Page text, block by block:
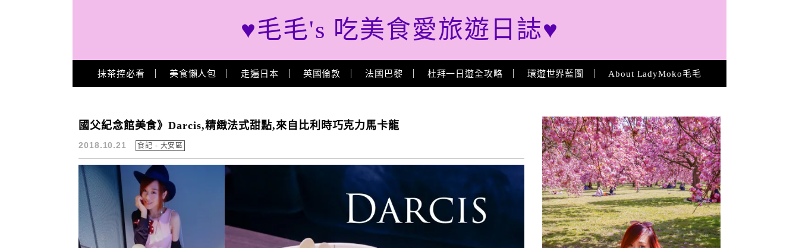
♥毛毛's 吃美食愛旅遊日誌♥
Main Menu
抹茶控必看 美食懶人包 走遍日本 英國倫敦 法國巴黎 杜拜一日遊全攻略 環遊世界藍圖 About LadyMoko毛毛
莊園手沖咖啡
國父紀念館美食》Darcis,精緻法式甜點,來自比利時巧克力馬卡龍
2018.10.21 食記 - 大安區 About